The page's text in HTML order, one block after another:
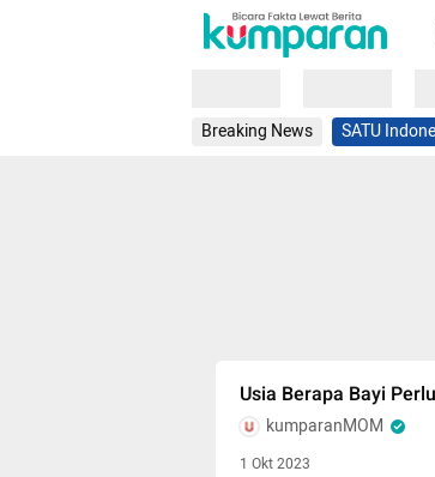
Breaking News SATU
Usia Berapa Bayi
kumparanMOM
1 Okt 2023